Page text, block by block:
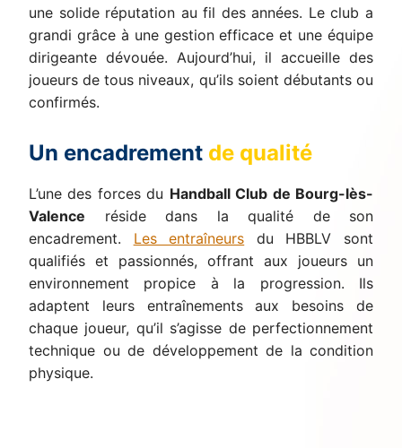
une solide réputation au fil des années. Le club a
grandi grâce à une gestion efficace et une équipe
dirigeante dévouée. Aujourd’hui, il accueille des
joueurs de tous niveaux, qu’ils soient débutants ou
confirmés.
Un encadrement de qualité
L’une des forces du Handball Club de Bourg-lès-
Valence réside dans la qualité de son
encadrement. Les entraîneurs du HBBLV sont
qualifiés et passionnés, offrant aux joueurs un
environnement propice à la progression. Ils
adaptent leurs entraînements aux besoins de
chaque joueur, qu’il s’agisse de perfectionnement
technique ou de développement de la condition
physique.